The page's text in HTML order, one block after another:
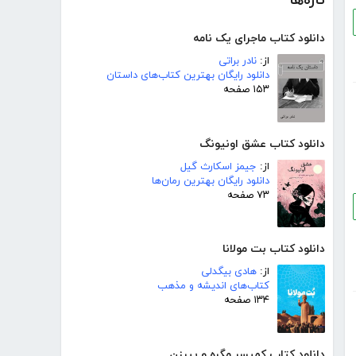
دانلود کتاب ماجرای یک نامه
از: نادر براتی
دانلود رایگان بهترین کتاب‌های داستان
۱۵۳ صفحه
دانلود کتاب عشق اونیونگ
از: جیمز اسکارث گیل
دانلود رایگان بهترین رمان‌ها
۷۳ صفحه
دانلود کتاب بت مولانا
از: هادی بیگدلی
کتاب‌های اندیشه و مذهب
۱۳۴ صفحه